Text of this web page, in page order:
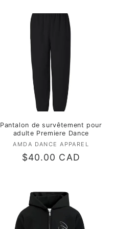
Pantalon de survêtement pour
adulte Premiere Dance
Fournisseur :
AMDA DANCE APPAREL
Prix
$40.00 CAD